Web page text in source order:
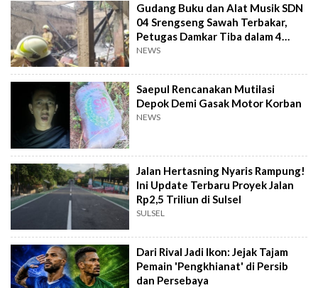
Gudang Buku dan Alat Musik SDN
04 Srengseng Sawah Terbakar,
Petugas Damkar Tiba dalam 4
Menit
NEWS
Saepul Rencanakan Mutilasi
Depok Demi Gasak Motor Korban
NEWS
Jalan Hertasning Nyaris Rampung!
Ini Update Terbaru Proyek Jalan
Rp2,5 Triliun di Sulsel
SULSEL
Dari Rival Jadi Ikon: Jejak Tajam
Pemain 'Pengkhianat' di Persib
dan Persebaya